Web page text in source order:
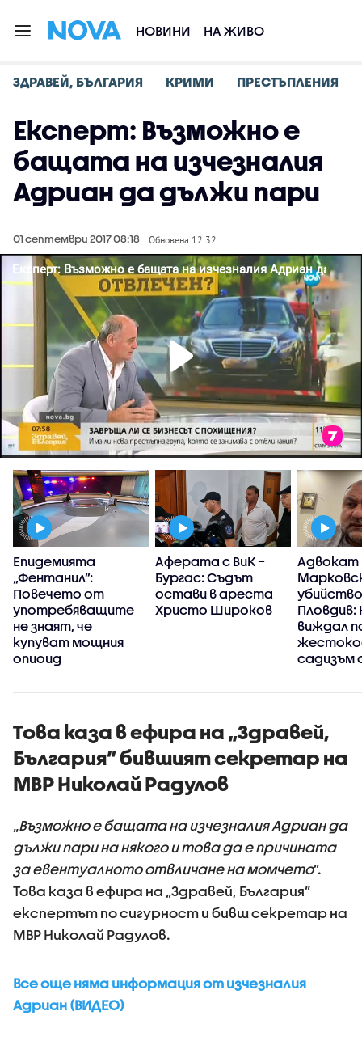
НОВИНИ НА ЖИВО
ЗДРАВЕЙ, БЪЛГАРИЯ КРИМИ ПРЕСТЪПЛЕНИЯ
Експерт: Възможно е
бащата на изчезналия
Адриан да дължи пари
01 септември 2017 08:18 | Обновена 12:32
Епидемията
„Фентанил”:
Повечето от
употребяващите
не знаят, че
купуват мощния
опиоид
Аферата с ВиК –
Бургас: Съдът
остави в ареста
Христо Широков
Адвокат
Пловдив:
виждал
садизъм
случаят
Това каза в ефира на „Здравей,
България” бившият секретар на
МВР Николай Радулов
„Възможно е бащата на изчезналия Адриан да
дължи пари на някого и това да е причината
за евентуалното отвличане на момчето”.
Това каза в ефира на „Здравей, България”
експертът по сигурност и бивш секретар на
МВР Николай Радулов.
Все още няма информация от изчезналия
Адриан (ВИДЕО)